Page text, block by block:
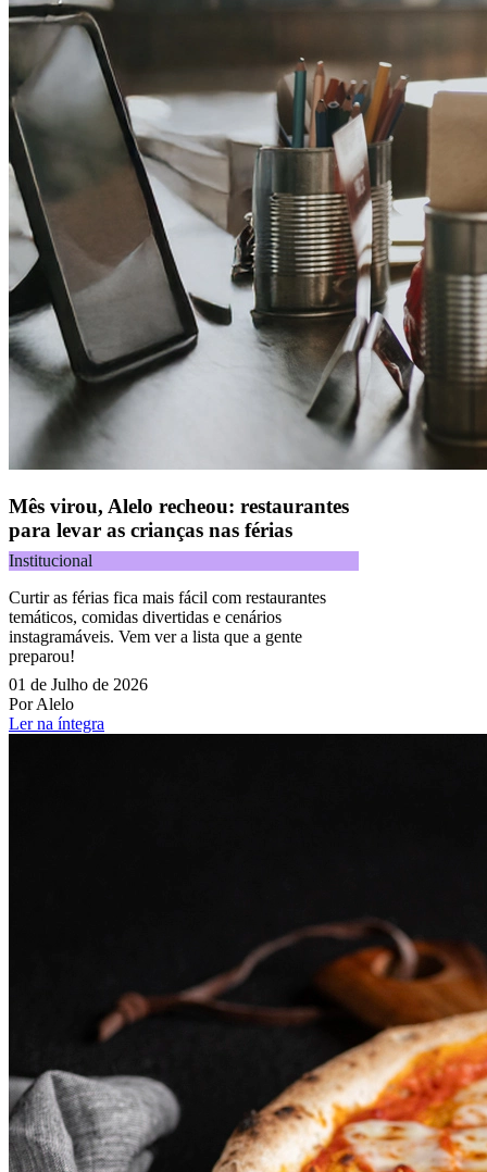
Mês virou, Alelo recheou: restaurantes
para levar as crianças nas férias
Institucional
Curtir as férias fica mais fácil com restaurantes
temáticos, comidas divertidas e cenários
instagramáveis. Vem ver a lista que a gente
preparou!
01 de Julho de 2026
Por Alelo
Ler na íntegra